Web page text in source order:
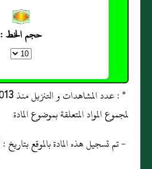
حجم الخط :
لمجموع المواد المتعلقة بموضوع المادة
- تم تسجيل هذه المادة بالموقع بتاريخ : 01/12/2013